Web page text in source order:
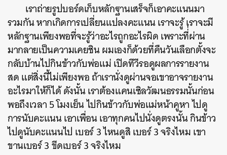
เราถ่ายรูปบอร์ดเก็บหลักฐานเสร็จก็เอาคะแนนมา
รวมกัน หากเกิดการเปลี่ยนแปลงคะแนน เราจะรู้ เราจะมี
หลักฐานเพียงพอที่จะรู้ว่าอะไรถูกอะไรผิด เพราะที่่ผ่าน
มากลายเป็นความเคยชิน ผมเองก็ด้วยที่คืนวันเลือกตั้งจะ
กลับบ้านไปกินข้าวกับพ่อแม่ เปิดทีวีรอดูผลการรายงาน
สด แต่สิ่งนี้ไม่เพียงพอ ถ้าเรานั่งดูผ่านจอเขาอาจรายงาน
อะไรมาให้ก็ได้ ดังนั้น เราต้องแคนเซิลวัฒนธรรมนั้นก่อน
พอถึงเวลา 5 โมงเย็น ไปกินข้าวกับพ่อแม่หน้าคูหา ไปดู
การนับคะแนน เอาเพื่อน เอาทุกคนไปนั่งดูตรงนั้น กินข้าว
ไปดูนับคะแนนไป เบอร์ 3 ไหนดูสิ เบอร์ 3 จริงไหม เขา
ขานเบอร์ 3 ขีดเบอร์ 3 จริงไหม